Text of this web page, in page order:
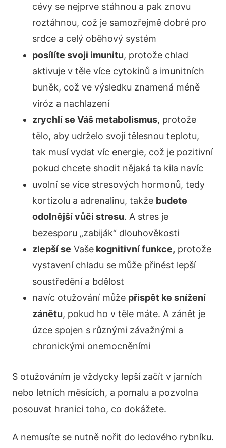
cévy se nejprve stáhnou a pak znovu
roztáhnou, což je samozřejmě dobré pro
srdce a celý oběhový systém
posílíte svoji imunitu, protože chlad
aktivuje v těle více cytokinů a imunitních
buněk, což ve výsledku znamená méně
viróz a nachlazení
zrychlí se Váš metabolismus, protože
tělo, aby udrželo svojí tělesnou teplotu,
tak musí vydat víc energie, což je pozitivní
pokud chcete shodit nějaká ta kila navíc
uvolní se více stresových hormonů, tedy
kortizolu a adrenalinu, takže budete
odolnější vůči stresu. A stres je
bezesporu „zabiják“ dlouhověkosti
zlepší se Vaše kognitivní funkce, protože
vystavení chladu se může přinést lepší
soustředění a bdělost
navíc otužování může přispět ke snížení
zánětu, pokud ho v těle máte. A zánět je
úzce spojen s různými závažnými a
chronickými onemocněními
S otužováním je vždycky lepší začít v jarních
nebo letních měsících, a pomalu a pozvolna
posouvat hranici toho, co dokážete.
A nemusíte se nutně nořit do ledového rybníku.